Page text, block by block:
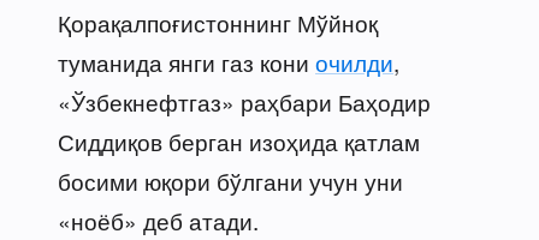
Қорақалпоғистоннинг Мўйноқ
туманида янги газ кони очилди,
«Ўзбекнефтгаз» раҳбари Баҳодир
Сиддиқов берган изоҳида қатлам
босими юқори бўлгани учун уни
«ноёб» деб атади.